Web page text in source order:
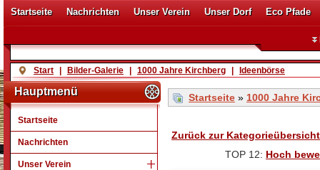
Startseite Nachrichten Unser Verein Unser Dorf Eco Pfade
Start Bilder-Galerie 1000 Jahre Kirchberg Ideenbörse
Hauptmenü
Startseite
Nachrichten
Unser Verein
Startseite » 1000 Jahre
Zurück zur Kategorieübersicht
TOP 12: Hoch